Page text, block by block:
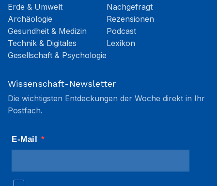
Erde & Umwelt
Archäologie
Gesundheit & Medizin
Technik & Digitales
Gesellschaft & Psychologie
Nachgefragt
Rezensionen
Podcast
Lexikon
Wissenschaft-Newsletter
Die wichtigsten Entdeckungen der Woche direkt in Ihr
Postfach.